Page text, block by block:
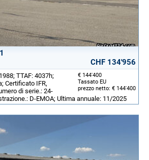
CHF 134'956
€ 144'400
Tassato EU
prezzo netto: € 144'400
TTAF: 4037h;
Certificato IFR,
di serie.: 24-
D-EMOA; Ultima annuale: 11/2025